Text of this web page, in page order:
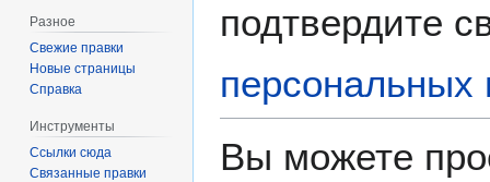
подтвердите
персональных
Вы можете
Разное
Свежие правки
Новые страницы
Справка
Инструменты
Ссылки сюда
Связанные правки